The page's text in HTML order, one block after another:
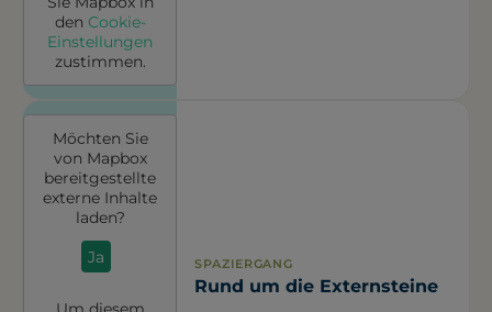
den Cookie-
Einstellungen
zustimmen.
Möchten Sie
von Mapbox
bereitgestellte
externe Inhalte
laden?
Ja
SPAZIERGANG
Rund um die Externsteine